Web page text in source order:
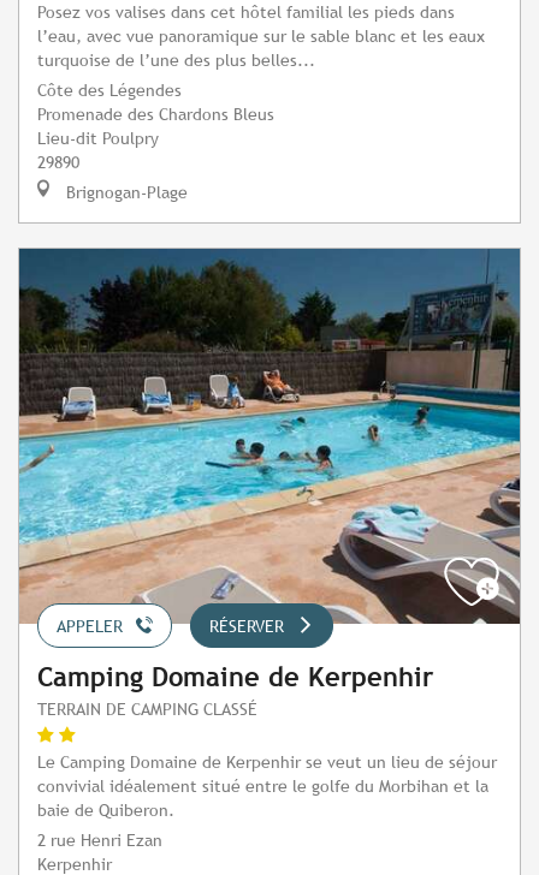
Posez vos valises dans cet hôtel familial les pieds dans
l’eau, avec vue panoramique sur le sable blanc et les eaux
turquoise de l’une des plus belles...
Côte des Légendes
Promenade des Chardons Bleus
Lieu-dit Poulpry
29890
Brignogan-Plage
APPELER RÉSERVER
Camping Domaine de Kerpenhir
TERRAIN DE CAMPING CLASSÉ
Le Camping Domaine de Kerpenhir se veut un lieu de séjour
convivial idéalement situé entre le golfe du Morbihan et la
baie de Quiberon.
2 rue Henri Ezan
Kerpenhir